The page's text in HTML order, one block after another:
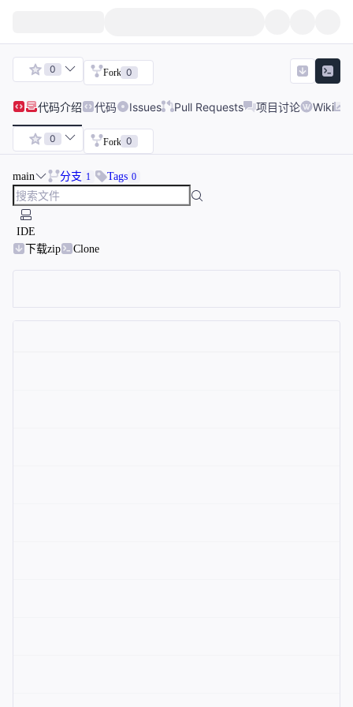
0 Fork 0
代码介绍 代码 Issues Pull Requests 项目讨论 Wiki
0 Fork 0
main 分支 1 Tags 0
IDE
下载zip
Clone